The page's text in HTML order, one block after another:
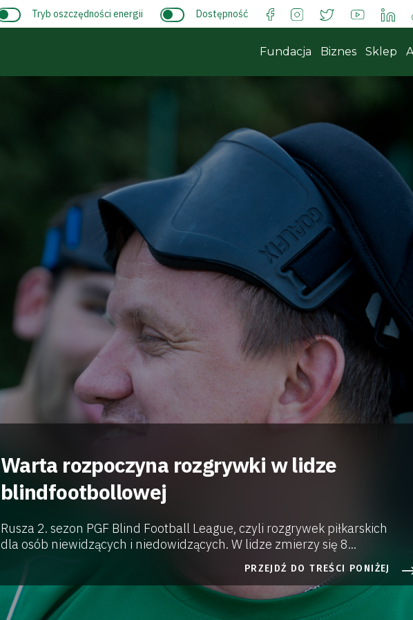
Tryb oszczędności energii Dostępność
Fundacja Biznes Sklep
Warta rozpoczyna rozgrywki w lidze
blindfootbollowej
Rusza 2. sezon PGF Blind Football League, czyli rozgrywek piłkarskich
dla osób niewidzących i niedowidzących. W lidze zmierzy się 8...
PRZEJDŹ DO TREŚCI PONIŻEJ